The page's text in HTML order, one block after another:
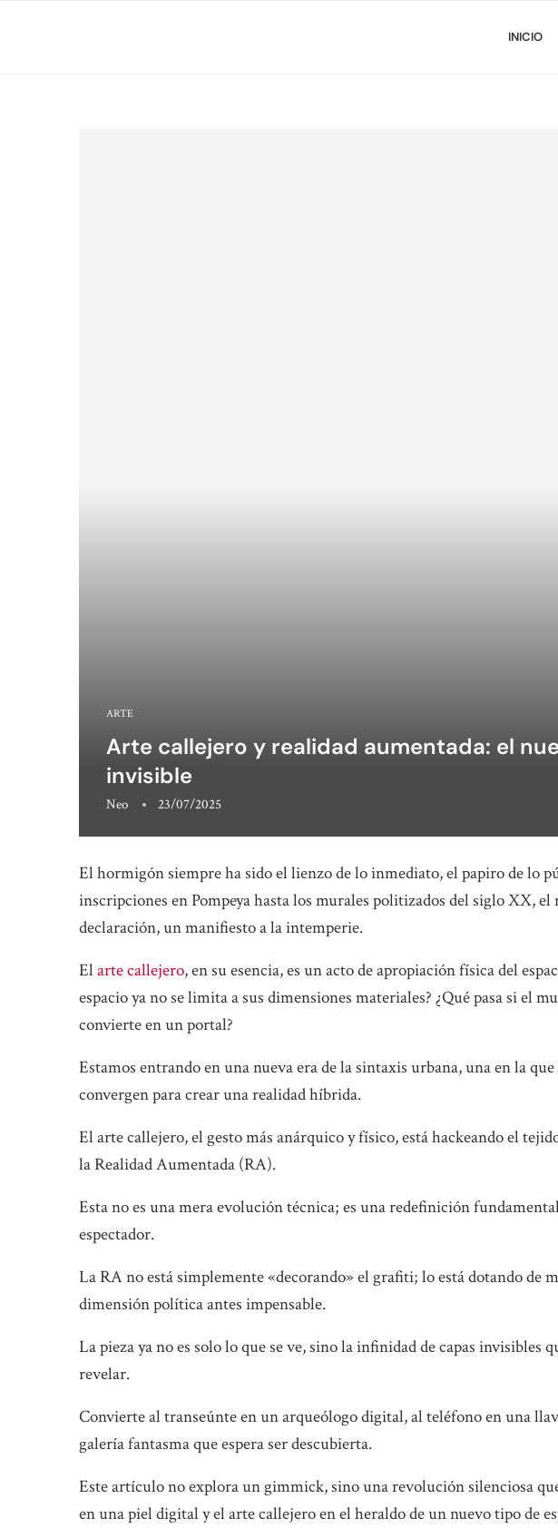
INICIO
ARTE
Arte callejero y realidad aumentada: el
invisible
Neo 23/07/2025
El hormigón siempre ha sido el lienzo de lo inmediato, el papiro de lo
inscripciones en Pompeya hasta los murales politizados del siglo XX, el
declaración, un manifiesto a la intemperie.
Elarte callejero, en su esencia, es un acto de apropiación física del
espacio ya no se limita a sus dimensiones materiales? ¿Qué pasa si el
convierte en un portal?
Estamos entrando en una nueva era de la sintaxis urbana, una en la
convergen para crear una realidad híbrida.
El arte callejero, el gesto más anárquico y físico, está hackeando el
la Realidad Aumentada (RA).
Esta no es una mera evolución técnica; es una redefinición
espectador.
La RA no está simplemente «decorando» el grafiti; lo está dotando de
dimensión política antes impensable.
La pieza ya no es solo lo que se ve, sino la infinidad de capas invisibles
revelar.
Convierte al transeúnte en un arqueólogo digital, al teléfono en una
galería fantasma que espera ser descubierta.
Este artículo no explora un gimmick, sino una revolución silenciosa
en una piel digital y el arte callejero en el heraldo de un nuevo tipo de